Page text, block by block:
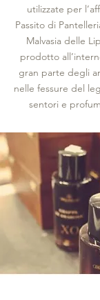
utilizzate per
Passito di
Malvasia delle
prodotto
gran parte degli
nelle fessure del
sentori e